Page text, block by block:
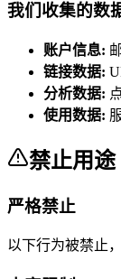
我们收集的数
账户信息:
链接数据:
分析数据:
使用数据:
禁止用途
严格禁止
以下行为被禁止